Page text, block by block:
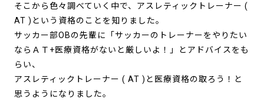
そこから色々調べていく中で、アスレティックトレーナー (
AT )という資格のことを知りました。
サッカー部OBの先輩に「サッカーのトレーナーをやりたい
ならＡＴ+医療資格がないと厳しいよ！」とアドバイスをも
らい、
アスレティックトレーナー ( AT )と医療資格の取ろう！と
思うようになりました。